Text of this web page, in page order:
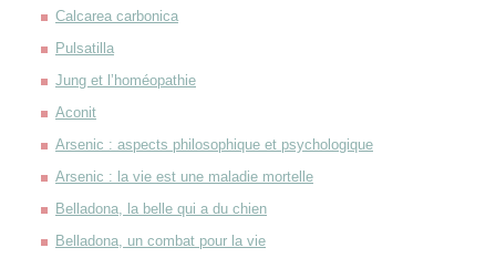
Calcarea carbonica
Pulsatilla
Jung et l’homéopathie
Aconit
Arsenic : aspects philosophique et psychologique
Arsenic : la vie est une maladie mortelle
Belladona, la belle qui a du chien
Belladona, un combat pour la vie